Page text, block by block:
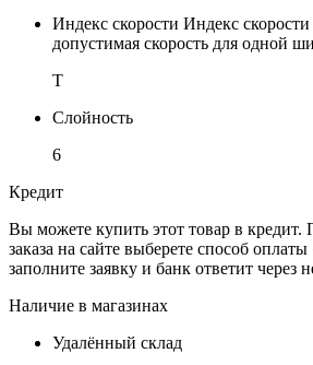
Индекс скорости Индекс
допустимая скорость для одной
T
Слойность
6
Кредит
Вы можете купить этот товар в
заказа на сайте выберете способ
заполните заявку и банк ответит через
Наличие в магазинах
Удалённый склад